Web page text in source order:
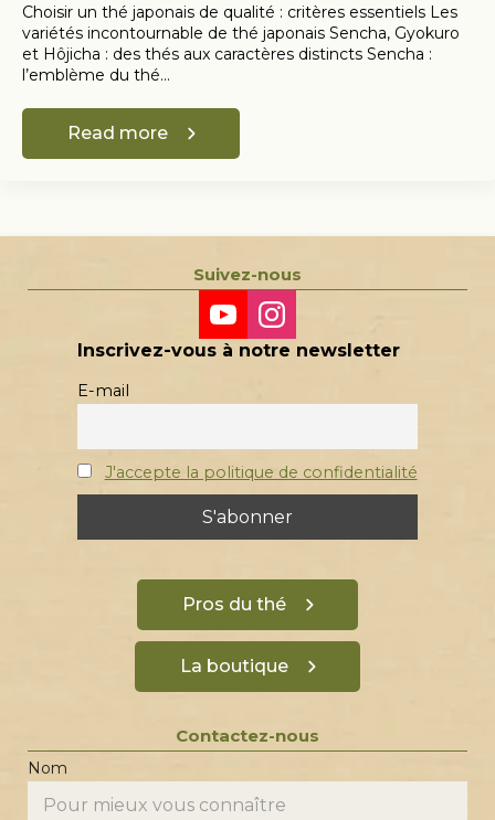
Choisir un thé japonais de qualité : critères essentiels Les
variétés incontournable de thé japonais Sencha, Gyokuro
et Hôjicha : des thés aux caractères distincts Sencha :
l’emblème du thé…
Read more
Suivez-nous
Inscrivez-vous à notre newsletter
E-mail
J'accepte la politique de confidentialité
Pros du thé
La boutique
Contactez-nous
Nom